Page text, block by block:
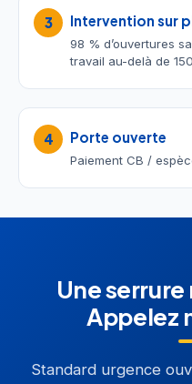
3 Intervention sur
98 % d’ouvertures
travail au-delà de
4 Porte ouverte
Paiement CB /
Une
Appelez
Standard urgence